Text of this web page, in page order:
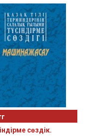
сөздiк.